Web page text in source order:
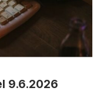
9.6.2026